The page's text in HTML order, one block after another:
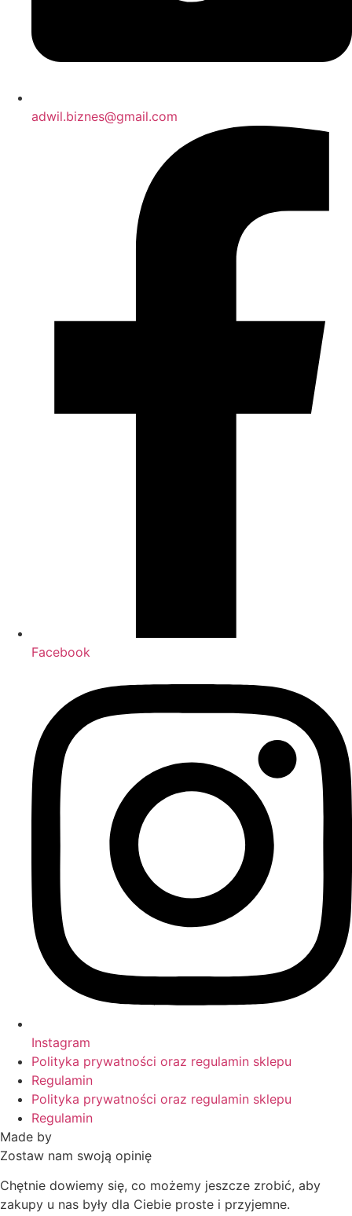
adwil.biznes@gmail.com
Facebook
Instagram
Polityka prywatności oraz regulamin sklepu
Regulamin
Polityka prywatności oraz regulamin sklepu
Regulamin
Made by
Zostaw nam swoją opinię
Chętnie dowiemy się, co możemy jeszcze zrobić, aby
zakupy u nas były dla Ciebie proste i przyjemne.